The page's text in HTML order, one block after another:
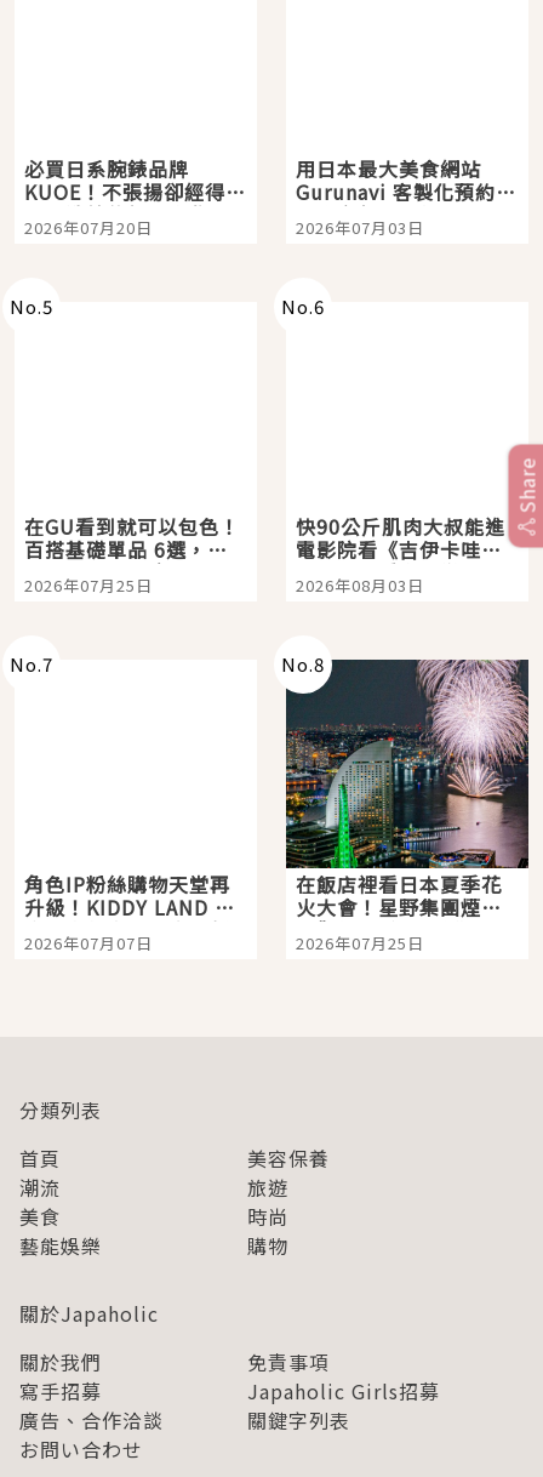
必買日系腕錶品牌
KUOE！不張揚卻經得起
時間洗鍊的經典之作五
選
2026年07月20日
用日本最大美食網站
Gurunavi 客製化預約九
大都市餐廳，打造專屬
美食體驗！
2026年07月03日
No.5
在GU看到就可以包色！
百搭基礎單品 6選，閉
眼全收也不心疼
2026年07月25日
No.6
快90公斤肌肉大叔能進
電影院看《吉伊卡哇》
嗎？日本重金屬樂團
「打首」會長與nagano
2026年08月03日
No.7
角色IP粉絲購物天堂再
升級！KIDDY LAND 原
宿店吉伊卡哇迎客，新
開幕 OMOKADO 店3分
2026年07月07日
No.8
在飯店裡看日本夏季花
火大會！星野集團煙火
景觀飯店6選，讓你不用
人擠人悠閒欣賞
2026年07月25日
Share
分類列表
首頁
美容保養
潮流
旅遊
美食
時尚
藝能娛樂
購物
關於Japaholic
關於我們
免責事項
寫手招募
Japaholic Girls招募
廣告、合作洽談
關鍵字列表
お問い合わせ